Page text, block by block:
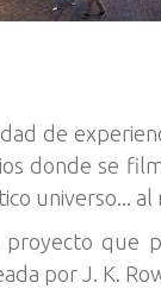
de
donde se
universo...
por J. K.